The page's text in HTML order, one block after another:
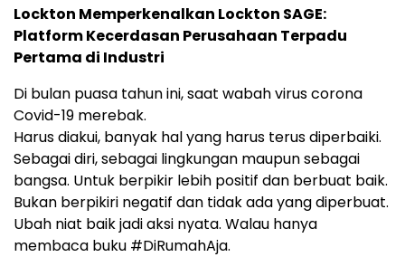
Lockton Memperkenalkan Lockton SAGE:
Platform Kecerdasan Perusahaan Terpadu
Pertama di Industri
Di bulan puasa tahun ini, saat wabah virus corona
Covid-19 merebak.
Harus diakui, banyak hal yang harus terus diperbaiki.
Sebagai diri, sebagai lingkungan maupun sebagai
bangsa. Untuk berpikir lebih positif dan berbuat baik.
Bukan berpikiri negatif dan tidak ada yang diperbuat.
Ubah niat baik jadi aksi nyata. Walau hanya
membaca buku #DiRumahAja.